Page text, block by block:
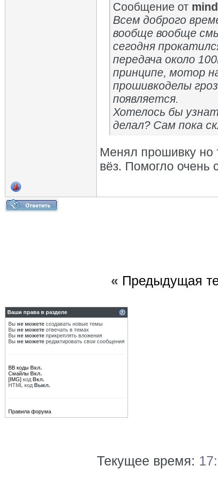
Сообщение от
Всем доброго
вообще вообще
сегодня
передача около
принципе, мотор
прошивкоделы
появляется.
Хотелось бы
делал? Сам пока
Менял прошивку но
вёз. Помогло очень
« Предыдущая
Ваши права в разделе
Вы не можете создавать новые темы
Вы не можете отвечать в темах
Вы не можете прикреплять вложения
Вы не можете редактировать свои сообщения
BB коды Вкл.
Смайлы Вкл.
[IMG] код Вкл.
HTML код Выкл.
Правила форума
Текущее время: